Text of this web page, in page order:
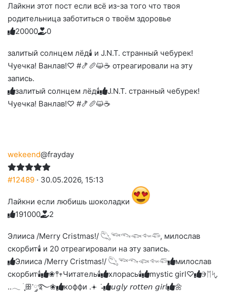
Лайкни этот пост если всё из-за того что твоя
родительница заботиться о твоём здоровье
Голосуйте
вверх.
2
Нажмите
реакцию:
0
Нажмите
реакцию:
до
слез
0
Нажмите
реакцию:
0
Нажмите
реакцию:
0
Нажмите
благодарю
0
залитый солнцем лёд🕯 и J.N.T. странный чебурек!
Чуечка! Ванлав!♡ #🍤🥖😺☕ отреагировали на эту
запись.
залитый солнцем лёд🕯
J.N.T. странный чебурек!
Чуечка! Ванлав!♡ #🍤🥖😺☕
wekeend@frayday
#12489 · 30.05.2026, 15:13
Лайкни если любишь шоколадки
Голосуйте
вверх.
19
Нажмите
реакцию:
улыбаюсь
1
Нажмите
реакцию:
смеюсь
до
слез
0
Нажмите
реакцию:
печаль
0
Нажмите
реакцию:
плачу
0
Нажмите
благодарю
2
Элииса /Merry Cristmas!/ 𓆡𓆝𓆞𓆟𓆜𓆛, милослав
скорбит🕯 и 20 отреагировали на эту запись.
Элииса /Merry Cristmas!/ 𓆡𓆝𓆞𓆟𓆜𓆛
милослав
скорбит🕯
❀𖤣𖥧Читатель🕯️ хлорась🕯 mystic girl♡
Ⰵᛖᛋִֶָ.
..𓂃 ࣪ ִֶָꕥ་༘࿐❀
коффи .𖥔 ݁ ˖ 𝘶𝘨𝘭𝘺 𝘳𝘰𝘵𝘵𝘦𝘯 𝘨𝘪𝘳𝘭
🌼